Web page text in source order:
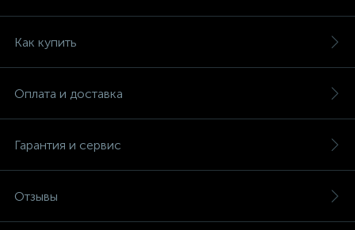
Как купить
Оплата и доставка
Гарантия и сервис
Отзывы